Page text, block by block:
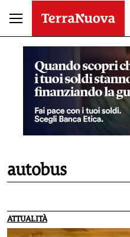
autobus
ATTUALITÀ